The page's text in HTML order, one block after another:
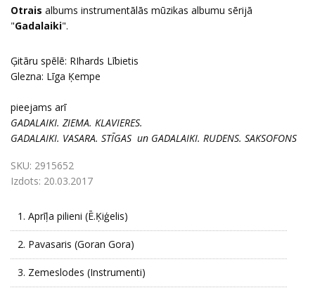
Otrais albums instrumentālās mūzikas albumu sērijā
"Gadalaiki".
Ģitāru spēlē: RIhards Lībietis
Glezna: Līga Ķempe
pieejams arī
GADALAIKI. ZIEMA. KLAVIERES.
GADALAIKI. VASARA. STĪGAS un GADALAIKI. RUDENS. SAKSOFONS
SKU: 2915652
Izdots: 20.03.2017
1. Aprīļa pilieni (Ē.Ķiģelis)
2. Pavasaris (Goran Gora)
3. Zemeslodes (Instrumenti)